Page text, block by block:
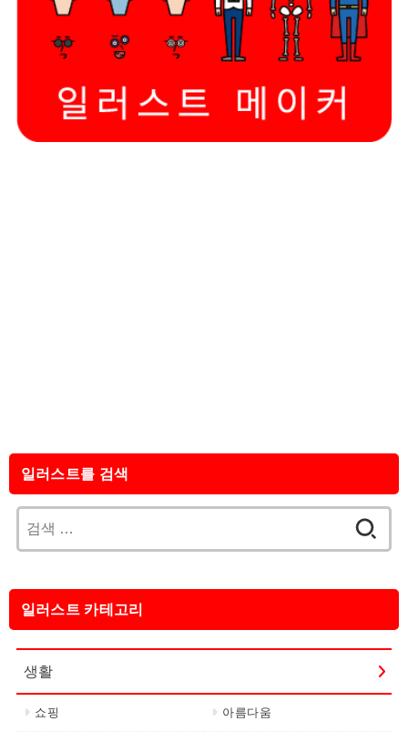
일러스트를 검색
색:
일러스트 카테고리
생활
쇼핑 아름다움